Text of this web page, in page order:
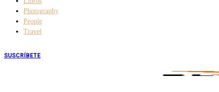
Photography
People
Travel
SUSCRÍBETE